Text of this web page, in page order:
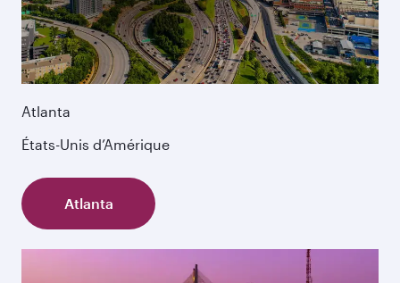
Atlanta
États-Unis d’Amérique
Atlanta